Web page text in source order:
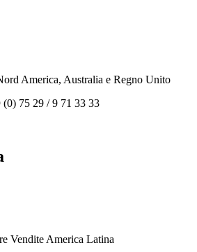
America, Australia e Regno Unito
(0) 75 29 / 9 71 33 33
Vendite America Latina